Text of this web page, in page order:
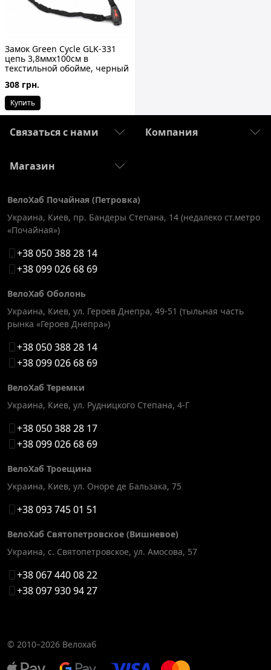
Замок Green Cycle GLK-331
цепь 3,8ммx100см в
текстильной обойме, черный
308 грн.
Купить
Связаться с нами Компания
Магазин
ВелоХаб Почайная (Петровка)
Украина, Киев, пр. Бандеры Степана, 14 (недалеко ст.метро
«Почайная»)
+38 050 388 28 14
+38 099 026 68 69
ВелоХаб Оболонь
Украина, Киев, ул. Героев Днепра, 49-51 (тыльная часть
рынка «Героев Днепра»)
+38 050 388 28 14
+38 099 026 68 69
ВелоХаб Теремки
Украина, Киев, ул. Рудницкого Степана, 4-Г
+38 050 388 28 17
+38 099 026 68 69
ВелоХаб Троещина
Украина, Киев, ул. Оноре де Бальзака, 75
+38 093 745 01 51
ВелоХаб Святопетровское (Вишневое)
Украина, с. Святопетровское, ул. Амосова, 57
+38 067 440 08 22
+38 097 930 94 27
© 2010–2026 Велохаб